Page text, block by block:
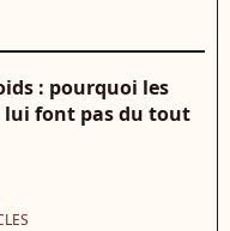
: pourquoi les
lui font pas du tout